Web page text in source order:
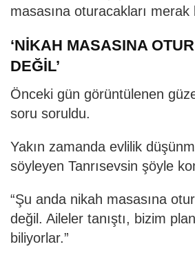
masasına oturacakları
‘NİKAH MASASINA
DEĞİL’
Önceki gün görüntülenen
soru soruldu.
Yakın zamanda evlilik
söyleyen Tanrısevsin şöyle
“Şu anda nikah masasına
değil. Aileler tanıştı, bizim
biliyorlar.”